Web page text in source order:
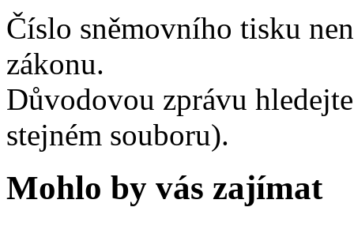
Číslo sněmovního tisku
zákonu.
Důvodovou zprávu
stejném souboru).
Mohlo by vás zajímat